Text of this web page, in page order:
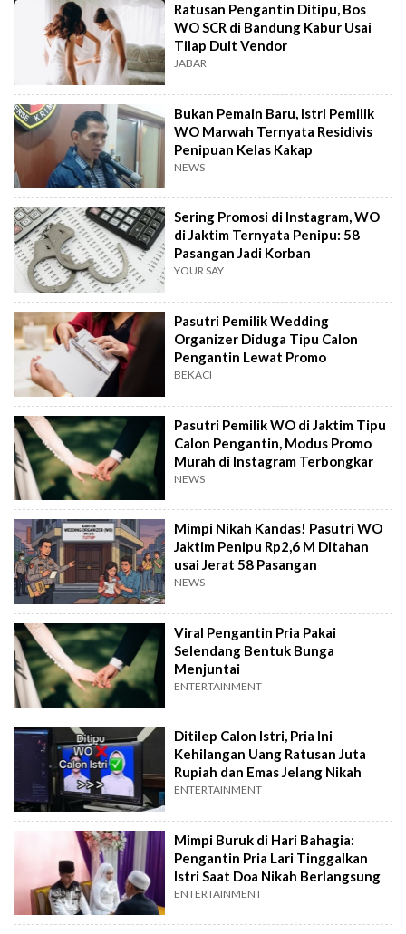
Ratusan Pengantin Ditipu, Bos
WO SCR di Bandung Kabur Usai
Tilap Duit Vendor
JABAR
Bukan Pemain Baru, Istri Pemilik
WO Marwah Ternyata Residivis
Penipuan Kelas Kakap
NEWS
Sering Promosi di Instagram, WO
di Jaktim Ternyata Penipu: 58
Pasangan Jadi Korban
YOUR SAY
Pasutri Pemilik Wedding
Organizer Diduga Tipu Calon
Pengantin Lewat Promo
BEKACI
Pasutri Pemilik WO di Jaktim Tipu
Calon Pengantin, Modus Promo
Murah di Instagram Terbongkar
NEWS
Mimpi Nikah Kandas! Pasutri WO
Jaktim Penipu Rp2,6 M Ditahan
usai Jerat 58 Pasangan
NEWS
Viral Pengantin Pria Pakai
Selendang Bentuk Bunga
Menjuntai
ENTERTAINMENT
Ditilep Calon Istri, Pria Ini
Kehilangan Uang Ratusan Juta
Rupiah dan Emas Jelang Nikah
ENTERTAINMENT
Mimpi Buruk di Hari Bahagia:
Pengantin Pria Lari Tinggalkan
Istri Saat Doa Nikah Berlangsung
ENTERTAINMENT